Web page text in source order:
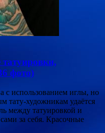
фото)
с использованием иглы, но
тату-художникам удаётся
между татуировкой и
за себя. Красочные